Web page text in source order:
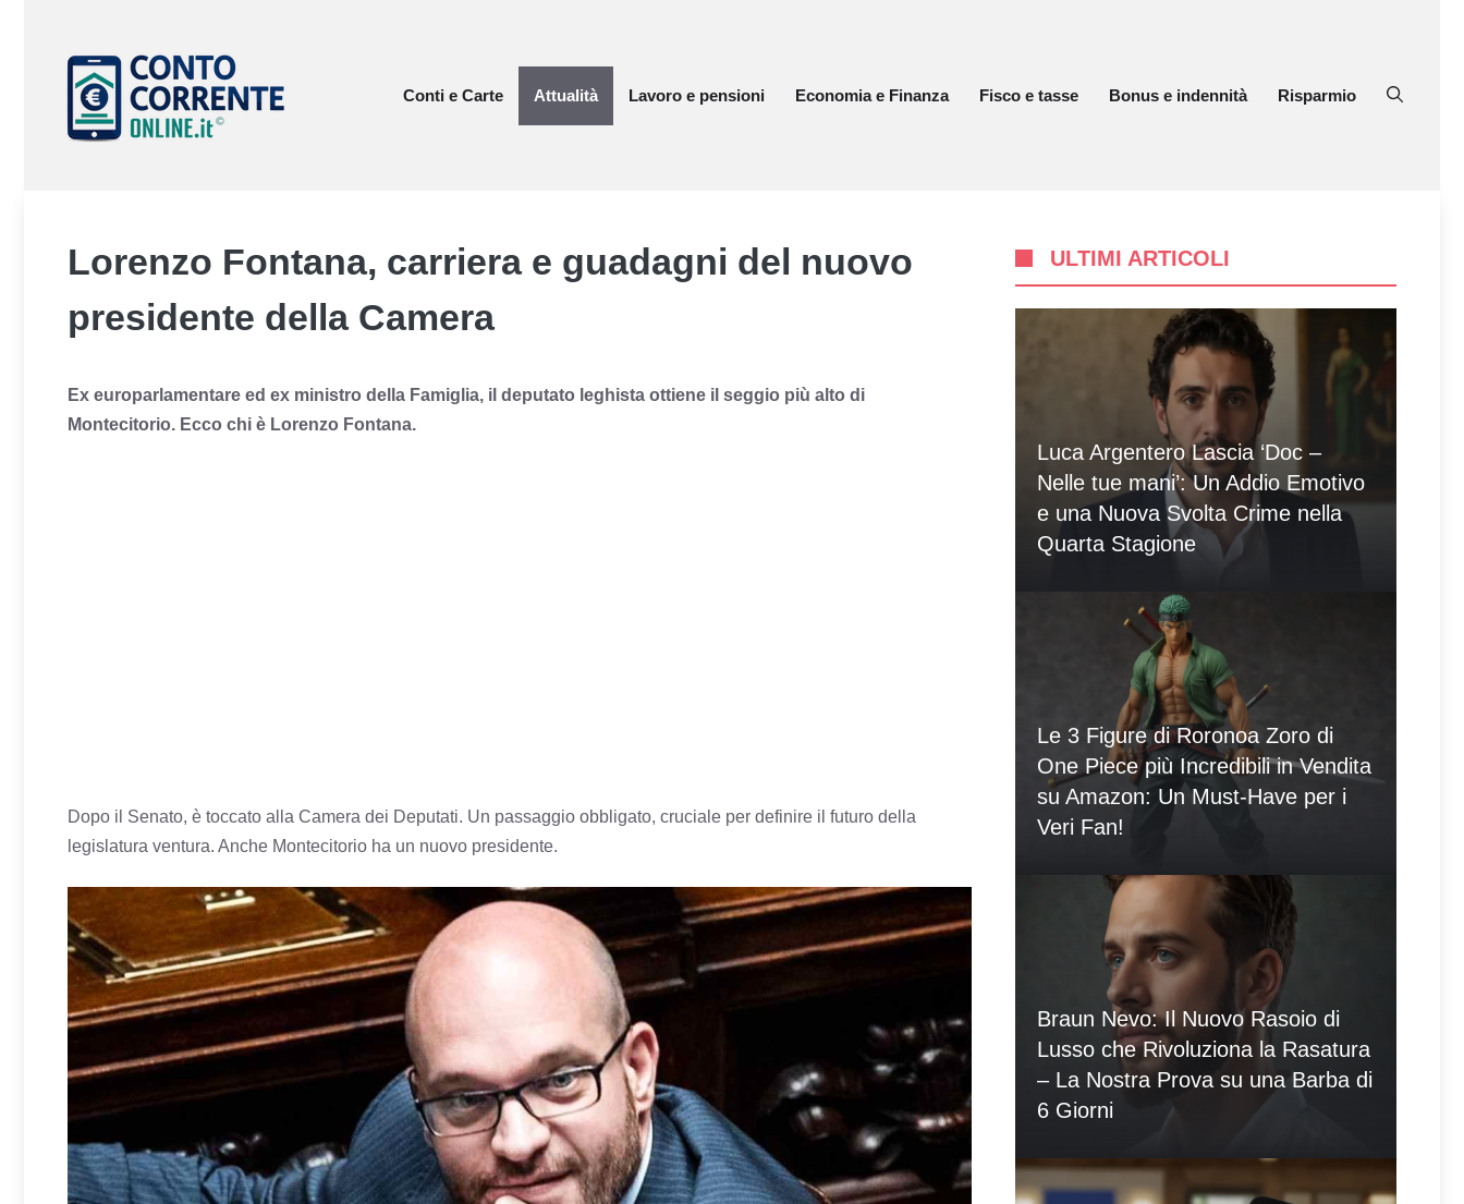
contenuto
Conti e Carte
Attualità Lavoro e pensioni Economia e Finanza Fisco e tasse Bonus e indennità Risparmio
Lorenzo Fontana, carriera e guadagni del nuovo
presidente della Camera
Ex europarlamentare ed ex ministro della Famiglia, il deputato leghista ottiene il seggio più alto di
Montecitorio. Ecco chi è Lorenzo Fontana.
Dopo il Senato, è toccato alla Camera dei Deputati. Un passaggio obbligato, cruciale per definire il futuro della
legislatura ventura. Anche Montecitorio ha un nuovo presidente.
ULTIMI ARTICOLI
Luca Argentero Lascia ‘Doc –
Nelle tue mani’: Un Addio Emotivo
e una Nuova Svolta Crime nella
Quarta Stagione
Le 3 Figure di Roronoa Zoro di
One Piece più Incredibili in Vendita
su Amazon: Un Must-Have per i
Veri Fan!
Braun Nevo: Il Nuovo Rasoio di
Lusso che Rivoluziona la Rasatura
– La Nostra Prova su una Barba di
6 Giorni